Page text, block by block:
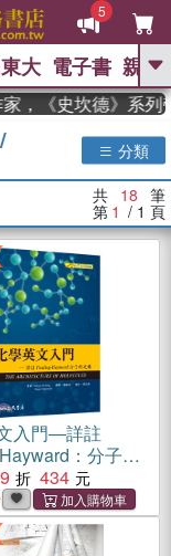
5
GO
高希均教授回憶錄
、 如果歷
期推薦 、 國際布克
台灣的李
女孩：黎曼猜想 、
大 電子書 親子
史坎德》系列帶
/ 分類
共 18 筆
第 1 / 1 頁
入門―詳註
：分子的
434